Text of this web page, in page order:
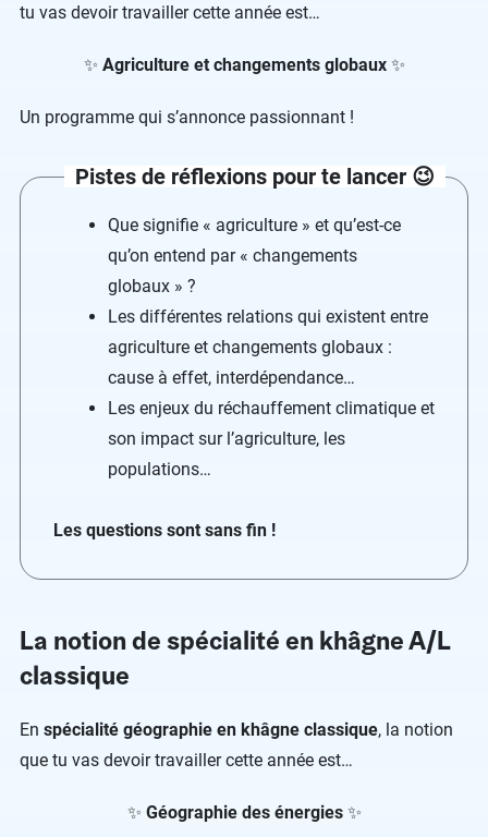
tu vas devoir travailler cette année est…
✨ Agriculture et changements globaux✨
Un programme qui s’annonce passionnant !
Pistes de réflexions pour te lancer 😉
Que signifie « agriculture » et qu’est-ce
qu’on entend par « changements
globaux » ?
Les différentes relations qui existent entre
agriculture et changements globaux :
cause à effet, interdépendance…
Les enjeux du réchauffement climatique et
son impact sur l’agriculture, les
populations…
Les questions sont sans fin !
La notion de spécialité en khâgne A/L
classique
En spécialité géographie en khâgne classique, la notion
que tu vas devoir travailler cette année est…
✨ Géographie des énergies✨